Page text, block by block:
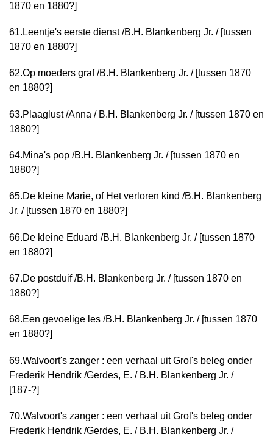
1870 en 1880?]
61.Leentje's eerste dienst /B.H. Blankenberg Jr. / [tussen
1870 en 1880?]
62.Op moeders graf /B.H. Blankenberg Jr. / [tussen 1870
en 1880?]
63.Plaaglust /Anna / B.H. Blankenberg Jr. / [tussen 1870 en
1880?]
64.Mina's pop /B.H. Blankenberg Jr. / [tussen 1870 en
1880?]
65.De kleine Marie, of Het verloren kind /B.H. Blankenberg
Jr. / [tussen 1870 en 1880?]
66.De kleine Eduard /B.H. Blankenberg Jr. / [tussen 1870
en 1880?]
67.De postduif /B.H. Blankenberg Jr. / [tussen 1870 en
1880?]
68.Een gevoelige les /B.H. Blankenberg Jr. / [tussen 1870
en 1880?]
69.Walvoort's zanger : een verhaal uit Grol's beleg onder
Frederik Hendrik /Gerdes, E. / B.H. Blankenberg Jr. /
[187-?]
70.Walvoort's zanger : een verhaal uit Grol's beleg onder
Frederik Hendrik /Gerdes, E. / B.H. Blankenberg Jr. /